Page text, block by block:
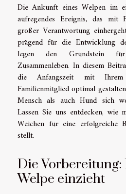
Die Ankunft eines Welpen im
aufregendes Ereignis, das mit
großer Verantwortung
prägend für die Entwicklung
legen den Grundstein
Zusammenleben. In diesem
die Anfangszeit mit Ihrem
Familienmitglied optimal
Mensch als auch Hund sich
Lassen Sie uns entdecken, wie
Weichen für eine erfolgreiche
stellt.
Die Vorbereitung:
Welpe einzieht